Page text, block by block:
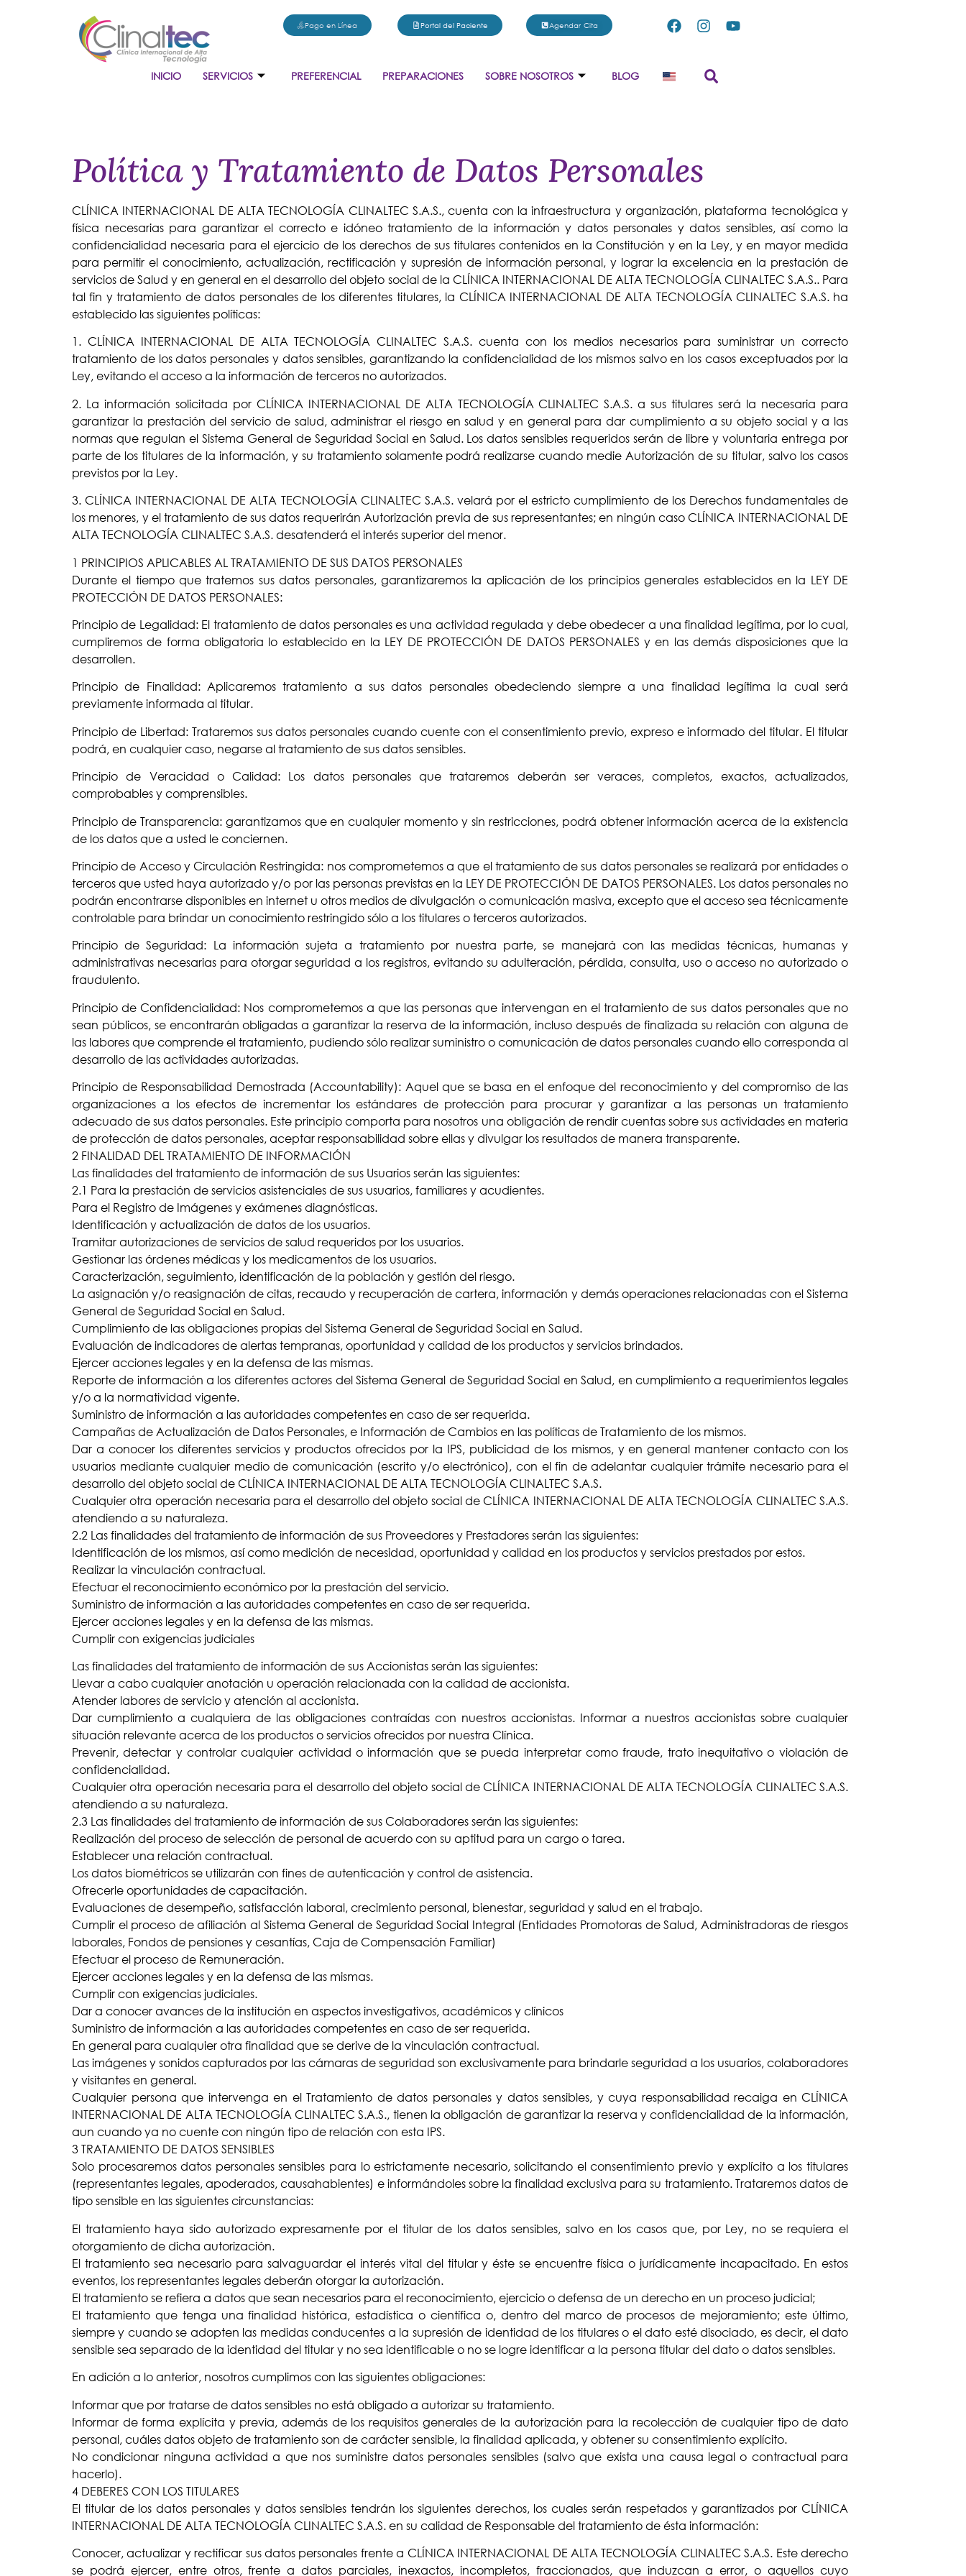
Pago en Línea Portal del Paciente Agendar Cita
INICIO SERVICIOS PREFERENCIAL PREPARACIONES SOBRE NOSOTROS BLOG
Política y Tratamiento de Datos Personales
CLÍNICA INTERNACIONAL DE ALTA TECNOLOGÍA CLINALTEC S.A.S., cuenta con la infraestructura y organización, plataforma tecnológica y
física necesarias para garantizar el correcto e idóneo tratamiento de la información y datos personales y datos sensibles, así como la
confidencialidad necesaria para el ejercicio de los derechos de sus titulares contenidos en la Constitución y en la Ley, y en mayor medida
para permitir el conocimiento, actualización, rectificación y supresión de información personal, y lograr la excelencia en la prestación de
servicios de Salud y en general en el desarrollo del objeto social de la CLÍNICA INTERNACIONAL DE ALTA TECNOLOGÍA CLINALTEC S.A.S.. Para
tal fin y tratamiento de datos personales de los diferentes titulares, la CLÍNICA INTERNACIONAL DE ALTA TECNOLOGÍA CLINALTEC S.A.S. ha
establecido las siguientes políticas:
1. CLÍNICA INTERNACIONAL DE ALTA TECNOLOGÍA CLINALTEC S.A.S. cuenta con los medios necesarios para suministrar un correcto
tratamiento de los datos personales y datos sensibles, garantizando la confidencialidad de los mismos salvo en los casos exceptuados por la
Ley, evitando el acceso a la información de terceros no autorizados.
2. La información solicitada por CLÍNICA INTERNACIONAL DE ALTA TECNOLOGÍA CLINALTEC S.A.S. a sus titulares será la necesaria para
garantizar la prestación del servicio de salud, administrar el riesgo en salud y en general para dar cumplimiento a su objeto social y a las
normas que regulan el Sistema General de Seguridad Social en Salud. Los datos sensibles requeridos serán de libre y voluntaria entrega por
parte de los titulares de la información, y su tratamiento solamente podrá realizarse cuando medie Autorización de su titular, salvo los casos
previstos por la Ley.
3. CLÍNICA INTERNACIONAL DE ALTA TECNOLOGÍA CLINALTEC S.A.S. velará por el estricto cumplimiento de los Derechos fundamentales de
los menores, y el tratamiento de sus datos requerirán Autorización previa de sus representantes; en ningún caso CLÍNICA INTERNACIONAL DE
ALTA TECNOLOGÍA CLINALTEC S.A.S. desatenderá el interés superior del menor.
1 PRINCIPIOS APLICABLES AL TRATAMIENTO DE SUS DATOS PERSONALES
Durante el tiempo que tratemos sus datos personales, garantizaremos la aplicación de los principios generales establecidos en la LEY DE
PROTECCIÓN DE DATOS PERSONALES:
Principio de Legalidad: El tratamiento de datos personales es una actividad regulada y debe obedecer a una finalidad legítima, por lo cual,
cumpliremos de forma obligatoria lo establecido en la LEY DE PROTECCIÓN DE DATOS PERSONALES y en las demás disposiciones que la
desarrollen.
Principio de Finalidad: Aplicaremos tratamiento a sus datos personales obedeciendo siempre a una finalidad legítima la cual será
previamente informada al titular.
Principio de Libertad: Trataremos sus datos personales cuando cuente con el consentimiento previo, expreso e informado del titular. El titular
podrá, en cualquier caso, negarse al tratamiento de sus datos sensibles.
Principio de Veracidad o Calidad: Los datos personales que trataremos deberán ser veraces, completos, exactos, actualizados,
comprobables y comprensibles.
Principio de Transparencia: garantizamos que en cualquier momento y sin restricciones, podrá obtener información acerca de la existencia
de los datos que a usted le conciernen.
Principio de Acceso y Circulación Restringida: nos comprometemos a que el tratamiento de sus datos personales se realizará por entidades o
terceros que usted haya autorizado y/o por las personas previstas en la LEY DE PROTECCIÓN DE DATOS PERSONALES. Los datos personales no
podrán encontrarse disponibles en internet u otros medios de divulgación o comunicación masiva, excepto que el acceso sea técnicamente
controlable para brindar un conocimiento restringido sólo a los titulares o terceros autorizados.
Principio de Seguridad: La información sujeta a tratamiento por nuestra parte, se manejará con las medidas técnicas, humanas y
administrativas necesarias para otorgar seguridad a los registros, evitando su adulteración, pérdida, consulta, uso o acceso no autorizado o
fraudulento.
Principio de Confidencialidad: Nos comprometemos a que las personas que intervengan en el tratamiento de sus datos personales que no
sean públicos, se encontrarán obligadas a garantizar la reserva de la información, incluso después de finalizada su relación con alguna de
las labores que comprende el tratamiento, pudiendo sólo realizar suministro o comunicación de datos personales cuando ello corresponda al
desarrollo de las actividades autorizadas.
Principio de Responsabilidad Demostrada (Accountability): Aquel que se basa en el enfoque del reconocimiento y del compromiso de las
organizaciones a los efectos de incrementar los estándares de protección para procurar y garantizar a las personas un tratamiento
adecuado de sus datos personales. Este principio comporta para nosotros una obligación de rendir cuentas sobre sus actividades en materia
de protección de datos personales, aceptar responsabilidad sobre ellas y divulgar los resultados de manera transparente.
2 FINALIDAD DEL TRATAMIENTO DE INFORMACIÓN
Las finalidades del tratamiento de información de sus Usuarios serán las siguientes:
2.1 Para la prestación de servicios asistenciales de sus usuarios, familiares y acudientes.
Para el Registro de Imágenes y exámenes diagnósticas.
Identificación y actualización de datos de los usuarios.
Tramitar autorizaciones de servicios de salud requeridos por los usuarios.
Gestionar las órdenes médicas y los medicamentos de los usuarios.
Caracterización, seguimiento, identificación de la población y gestión del riesgo.
La asignación y/o reasignación de citas, recaudo y recuperación de cartera, información y demás operaciones relacionadas con el Sistema
General de Seguridad Social en Salud.
Cumplimiento de las obligaciones propias del Sistema General de Seguridad Social en Salud.
Evaluación de indicadores de alertas tempranas, oportunidad y calidad de los productos y servicios brindados.
Ejercer acciones legales y en la defensa de las mismas.
Reporte de información a los diferentes actores del Sistema General de Seguridad Social en Salud, en cumplimiento a requerimientos legales
y/o a la normatividad vigente.
Suministro de información a las autoridades competentes en caso de ser requerida.
Campañas de Actualización de Datos Personales, e Información de Cambios en las políticas de Tratamiento de los mismos.
Dar a conocer los diferentes servicios y productos ofrecidos por la IPS, publicidad de los mismos, y en general mantener contacto con los
usuarios mediante cualquier medio de comunicación (escrito y/o electrónico), con el fin de adelantar cualquier trámite necesario para el
desarrollo del objeto social de CLÍNICA INTERNACIONAL DE ALTA TECNOLOGÍA CLINALTEC S.A.S.
Cualquier otra operación necesaria para el desarrollo del objeto social de CLÍNICA INTERNACIONAL DE ALTA TECNOLOGÍA CLINALTEC S.A.S.
atendiendo a su naturaleza.
2.2 Las finalidades del tratamiento de información de sus Proveedores y Prestadores serán las siguientes:
Identificación de los mismos, así como medición de necesidad, oportunidad y calidad en los productos y servicios prestados por estos.
Realizar la vinculación contractual.
Efectuar el reconocimiento económico por la prestación del servicio.
Suministro de información a las autoridades competentes en caso de ser requerida.
Ejercer acciones legales y en la defensa de las mismas.
Cumplir con exigencias judiciales
Las finalidades del tratamiento de información de sus Accionistas serán las siguientes:
Llevar a cabo cualquier anotación u operación relacionada con la calidad de accionista.
Atender labores de servicio y atención al accionista.
Dar cumplimiento a cualquiera de las obligaciones contraídas con nuestros accionistas. Informar a nuestros accionistas sobre cualquier
situación relevante acerca de los productos o servicios ofrecidos por nuestra Clínica.
Prevenir, detectar y controlar cualquier actividad o información que se pueda interpretar como fraude, trato inequitativo o violación de
confidencialidad.
Cualquier otra operación necesaria para el desarrollo del objeto social de CLÍNICA INTERNACIONAL DE ALTA TECNOLOGÍA CLINALTEC S.A.S.
atendiendo a su naturaleza.
2.3 Las finalidades del tratamiento de información de sus Colaboradores serán las siguientes:
Realización del proceso de selección de personal de acuerdo con su aptitud para un cargo o tarea.
Establecer una relación contractual.
Los datos biométricos se utilizarán con fines de autenticación y control de asistencia.
Ofrecerle oportunidades de capacitación.
Evaluaciones de desempeño, satisfacción laboral, crecimiento personal, bienestar, seguridad y salud en el trabajo.
Cumplir el proceso de afiliación al Sistema General de Seguridad Social Integral (Entidades Promotoras de Salud, Administradoras de riesgos
laborales, Fondos de pensiones y cesantías, Caja de Compensación Familiar)
Efectuar el proceso de Remuneración.
Ejercer acciones legales y en la defensa de las mismas.
Cumplir con exigencias judiciales.
Dar a conocer avances de la institución en aspectos investigativos, académicos y clínicos
Suministro de información a las autoridades competentes en caso de ser requerida.
En general para cualquier otra finalidad que se derive de la vinculación contractual.
Las imágenes y sonidos capturados por las cámaras de seguridad son exclusivamente para brindarle seguridad a los usuarios, colaboradores
y visitantes en general.
Cualquier persona que intervenga en el Tratamiento de datos personales y datos sensibles, y cuya responsabilidad recaiga en CLÍNICA
INTERNACIONAL DE ALTA TECNOLOGÍA CLINALTEC S.A.S., tienen la obligación de garantizar la reserva y confidencialidad de la información,
aun cuando ya no cuente con ningún tipo de relación con esta IPS.
3 TRATAMIENTO DE DATOS SENSIBLES
Solo procesaremos datos personales sensibles para lo estrictamente necesario, solicitando el consentimiento previo y explícito a los titulares
(representantes legales, apoderados, causahabientes) e informándoles sobre la finalidad exclusiva para su tratamiento. Trataremos datos de
tipo sensible en las siguientes circunstancias:
El tratamiento haya sido autorizado expresamente por el titular de los datos sensibles, salvo en los casos que, por Ley, no se requiera el
otorgamiento de dicha autorización.
El tratamiento sea necesario para salvaguardar el interés vital del titular y éste se encuentre física o jurídicamente incapacitado. En estos
eventos, los representantes legales deberán otorgar la autorización.
El tratamiento se refiera a datos que sean necesarios para el reconocimiento, ejercicio o defensa de un derecho en un proceso judicial;
El tratamiento que tenga una finalidad histórica, estadística o científica o, dentro del marco de procesos de mejoramiento; este último,
siempre y cuando se adopten las medidas conducentes a la supresión de identidad de los titulares o el dato esté disociado, es decir, el dato
sensible sea separado de la identidad del titular y no sea identificable o no se logre identificar a la persona titular del dato o datos sensibles.
En adición a lo anterior, nosotros cumplimos con las siguientes obligaciones:
Informar que por tratarse de datos sensibles no está obligado a autorizar su tratamiento.
Informar de forma explícita y previa, además de los requisitos generales de la autorización para la recolección de cualquier tipo de dato
personal, cuáles datos objeto de tratamiento son de carácter sensible, la finalidad aplicada, y obtener su consentimiento explícito.
No condicionar ninguna actividad a que nos suministre datos personales sensibles (salvo que exista una causa legal o contractual para
hacerlo).
4 DEBERES CON LOS TITULARES
El titular de los datos personales y datos sensibles tendrán los siguientes derechos, los cuales serán respetados y garantizados por CLÍNICA
INTERNACIONAL DE ALTA TECNOLOGÍA CLINALTEC S.A.S. en su calidad de Responsable del tratamiento de ésta información:
Conocer, actualizar y rectificar sus datos personales frente a CLÍNICA INTERNACIONAL DE ALTA TECNOLOGÍA CLINALTEC S.A.S. Este derecho
se podrá ejercer, entre otros, frente a datos parciales, inexactos, incompletos, fraccionados, que induzcan a error, o aquellos cuyo